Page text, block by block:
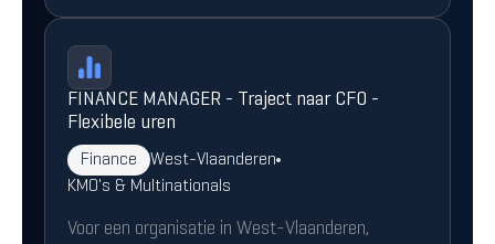
FINANCE MANAGER - Traject naar CFO -
Flexibele uren
Finance
West-Vlaanderen
KMO's & Multinationals
Voor een organisatie in West-Vlaanderen,